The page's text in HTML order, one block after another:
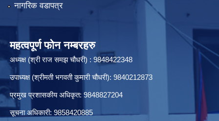
नागरिक वडापत्र
महत्वपूर्ण फोन नम्बरहरु
अध्यक्ष (श्री राज समझ चौधरी) : 9848422348
उपाध्यक्ष (श्रीमती भगवती कुमारी चौधरी): 9840212873
प्रमुख प्रशासकीय अधिकृत: 9848827204
सूचना अधिकारी: 9858420885